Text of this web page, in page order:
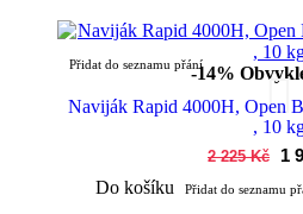
-14%
Přidat do seznamu přání
Naviják Rapid 4000H, Open
, 10
2 225 Kč
1
Do košíku
Přidat do seznamu